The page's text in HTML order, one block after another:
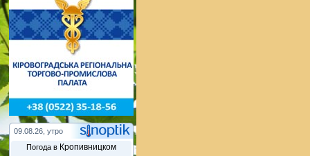
09.08.26, утро
Погода в Кропивницком